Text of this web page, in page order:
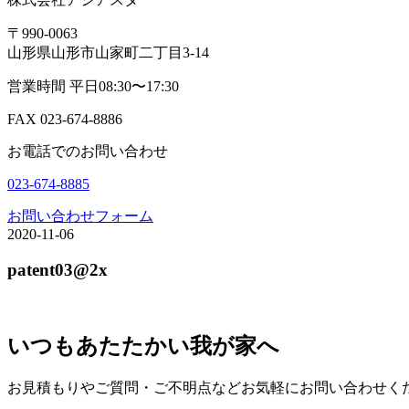
〒990-0063
山形県山形市山家町二丁目3-14
営業時間 平日08:30〜17:30
FAX 023-674-8886
お電話でのお問い合わせ
023-674-8885
お問い合わせフォーム
2020-11-06
patent03@2x
いつもあたたかい我が家へ
お見積もりやご質問・ご不明点などお気軽にお問い合わせく